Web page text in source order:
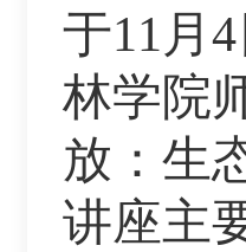
于11月
林学院
放：生
讲座主